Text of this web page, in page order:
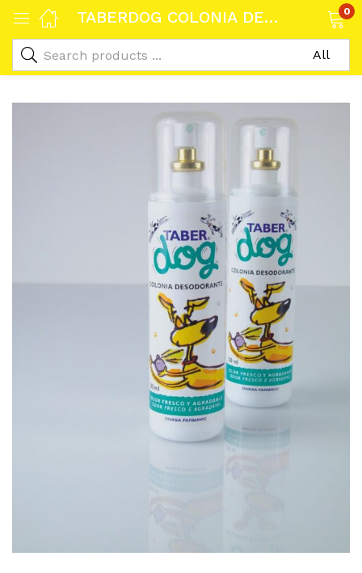
TABERDOG COLONIA DESODORANTE 200 ml 0